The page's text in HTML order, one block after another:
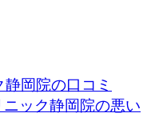
岡院の口コミ
ック静岡院の悪い